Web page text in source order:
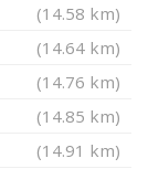
(14.58 km)
(14.64 km)
(14.76 km)
(14.85 km)
(14.91 km)